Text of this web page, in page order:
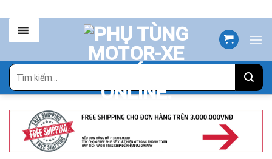
to
content
Tìm
kiếm: